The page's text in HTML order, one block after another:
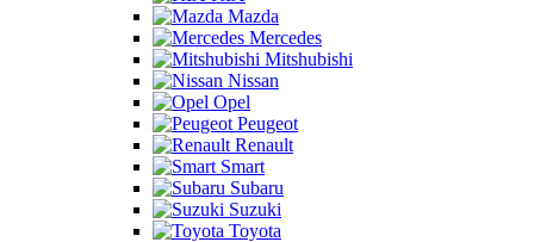
Mazda
Mercedes
Mitshubishi
Nissan
Opel
Peugeot
Renault
Smart
Subaru
Suzuki
Toyota